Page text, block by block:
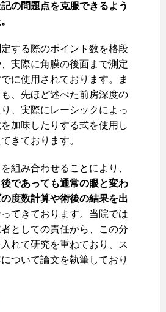
記の問題点を克服できるよう
する際のポイント数を格段
実際に角膜の後面まで測定
に使用されております。ま
、先ほど述べた前房深度の
、実際にレーシックによっ
加味したりする式を使用し
きております。
組み合わせることにより、
であっても通常の眼と変わ
度数計算や術後の結果を出
てきております。当院では
としての責任から、この分
れて研究を重ねており、ス
ついて論文を執筆しており